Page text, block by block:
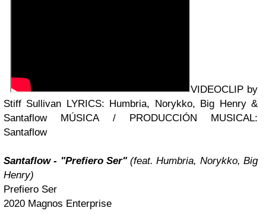
VIDEOCLIP by
Stiff Sullivan LYRICS: Humbria, Norykko, Big Henry &
Santaflow MÚSICA / PRODUCCIÓN MUSICAL:
Santaflow
Santaflow - "Prefiero Ser"(feat. Humbria, Norykko, Big
Henry)
Prefiero Ser
2020 Magnos Enterprise